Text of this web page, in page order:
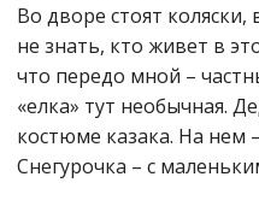
Во дворе стоят
не знать, кто живет в
что передо мной –
«елка» тут необычная.
костюме казака. На нем
Снегурочка – с